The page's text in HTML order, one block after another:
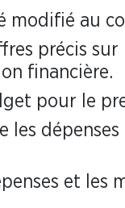
modifié au
précis
financière.
pour le
dépenses
et les